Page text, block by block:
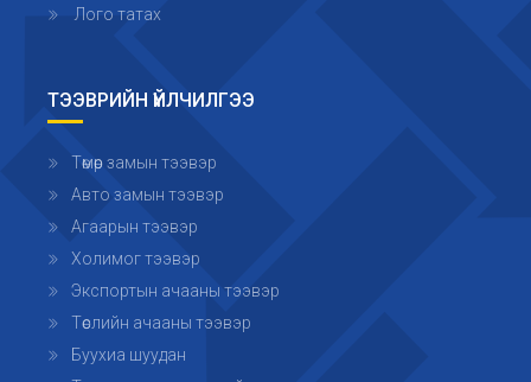
Лого татах
ТЭЭВРИЙН ҮЙЛЧИЛГЭЭ
Төмөр замын тээвэр
Авто замын тээвэр
Агаарын тээвэр
Холимог тээвэр
Экспортын ачааны тээвэр
Төслийн ачааны тээвэр
Буухиа шуудан